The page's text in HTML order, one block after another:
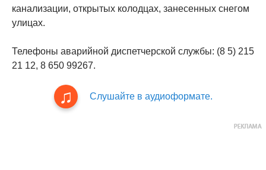
канализации, открытых колодцах, занесенных снегом
улицах.
Телефоны аварийной диспетчерской службы: (8 5) 215
21 12, 8 650 99267.
Слушайте в аудиоформате.